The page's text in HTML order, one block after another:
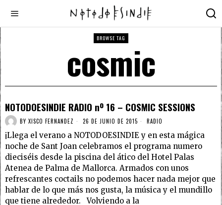
BROWSE TAG
cosmic
NOTODOESINDIE RADIO nº 16 – COSMIC SESSIONS
BY XISCO FERNANDEZ 26 DE JUNIO DE 2015 RADIO
¡Llega el verano a NOTODOESINDIE y en esta mágica
noche de Sant Joan celebramos el programa numero
dieciséis desde la piscina del ático del Hotel Palas
Atenea de Palma de Mallorca. Armados con unos
refrescantes coctails no podemos hacer nada mejor que
hablar de lo que más nos gusta, la música y el mundillo
que tiene alrededor. Volviendo a la